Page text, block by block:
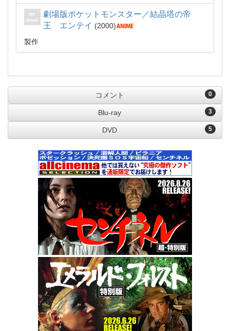
劇場版ポケットモンスター／結晶塔の帝
王 エンテイ
2000
製作
0
コメント
3
Blu-ray
5
DVD